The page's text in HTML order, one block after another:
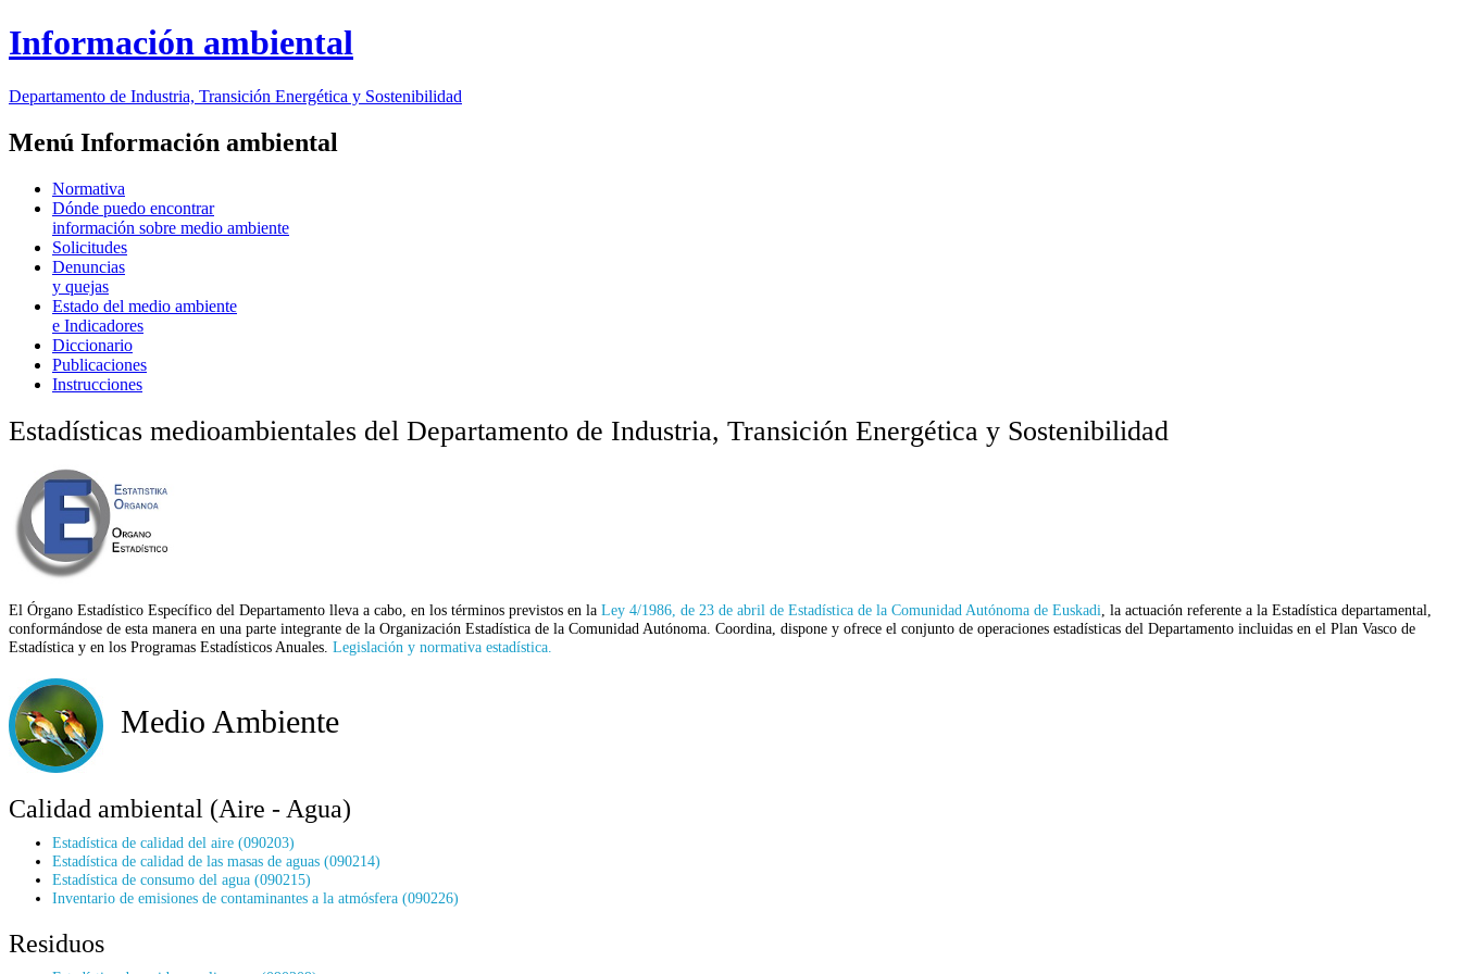
Información ambiental
Departamento de Industria, Transición Energética y Sostenibilidad
Menú Información ambiental
Normativa
Dónde puedo encontrar
información sobre medio ambiente
Solicitudes
Denuncias
y quejas
Estado del medio ambiente
e Indicadores
Diccionario
Publicaciones
Instrucciones
Estadísticas medioambientales del Departamento de Industria, Transición Energética y Sostenibilidad
El Órgano Estadístico Específico del Departamento lleva a cabo, en los términos previstos en la Ley 4/1986, de 23 de abril de Estadística de la Comunidad Autónoma de Euskadi , la actuación referente a la Estadística departamental,
conformándose de esta manera en una parte integrante de la Organización Estadística de la Comunidad Autónoma. Coordina, dispone y ofrece el conjunto de operaciones estadísticas del Departamento incluidas en el Plan Vasco de
Estadística y en los Programas Estadísticos Anuales. Legislación y normativa estadística.
Medio Ambiente
Calidad ambiental (Aire - Agua)
Estadística de calidad del aire (090203)
Estadística de calidad de las masas de aguas (090214)
Estadística de consumo del agua (090215)
Inventario de emisiones de contaminantes a la atmósfera (090226)
Residuos